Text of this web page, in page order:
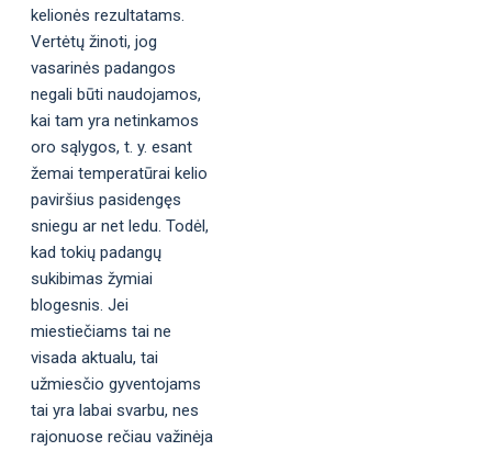
kelionės rezultatams.
Vertėtų žinoti, jog
vasarinės padangos
negali būti naudojamos,
kai tam yra netinkamos
oro sąlygos, t. y. esant
žemai temperatūrai kelio
paviršius pasidengęs
sniegu ar net ledu. Todėl,
kad tokių padangų
sukibimas žymiai
blogesnis. Jei
miestiečiams tai ne
visada aktualu, tai
užmiesčio gyventojams
tai yra labai svarbu, nes
rajonuose rečiau važinėja